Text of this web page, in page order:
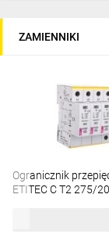
ZAMIENNIKI
Ogranicznik
ETITEC C T2 275/